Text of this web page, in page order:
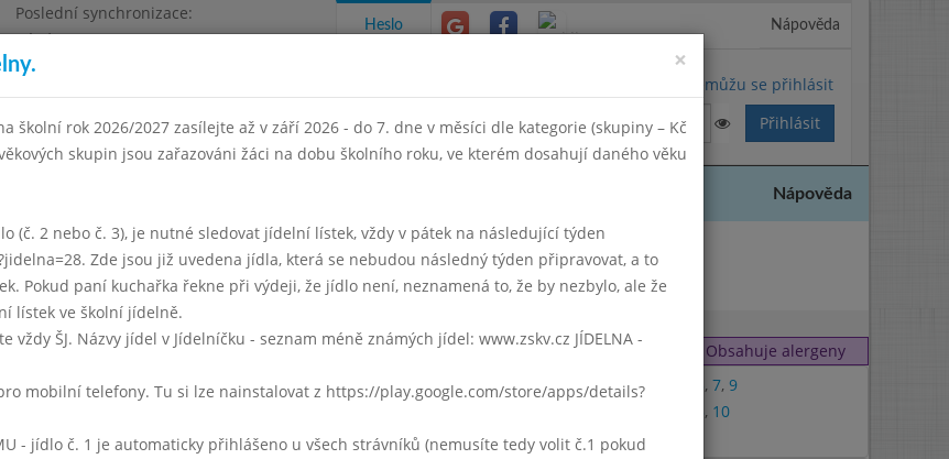
Poslední synchronizace:
Pátek 3.7.2026 12:21
Omezení objednávek
vítězství 57
Heslo Nápověda
Nemůžu se přihlásit
a informace Nápověda
Únor 2022 Březen 2022 Duben 2022 Květen 2022
Týden 09
Obsahuje alergeny
se strouháním , 7, 9
, 10
čaj, voda
×
školní rok 2026/2027 zasílejte až v září 2026 - do 7. dne v měsíci dle kategorie (skupiny – Kč
věkových skupin jsou zařazováni žáci na dobu školního roku, ve kterém dosahují daného věku
(č. 2 nebo č. 3), je nutné sledovat jídelní lístek, vždy v pátek na následující týden
Zde jsou již uvedena jídla, která se nebudou následný týden připravovat, a to
Pokud paní kuchařka řekne při výdeji, že jídlo není, neznamená to, že by nezbylo, ale že
lístek ve školní jídelně.
vždy ŠJ. Názvy jídel v Jídelníčku - seznam méně známých jídel: www.zskv.cz JÍDELNA -
mobilní telefony. Tu si lze nainstalovat z https://play.google.com/store/apps/details?
- jídlo č. 1 je automaticky přihlášeno u všech strávníků (nemusíte tedy volit č.1 pokud